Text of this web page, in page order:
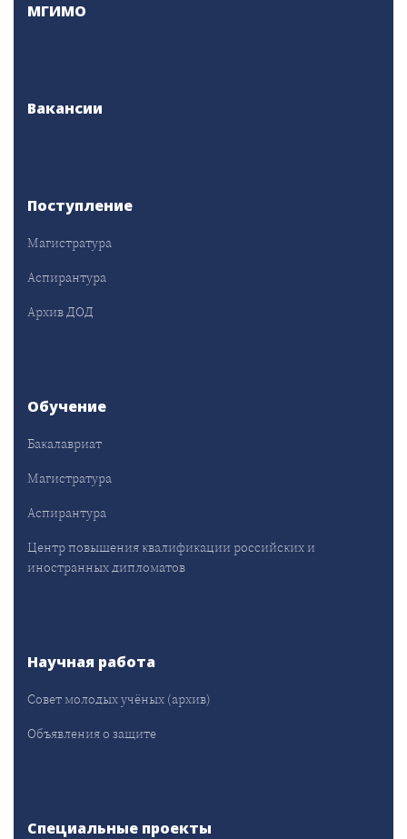
МГИМО
Вакансии
Поступление
Магистратура
Аспирантура
Архив ДОД
Обучение
Бакалавриат
Магистратура
Аспирантура
Центр повышения квалификации российских и
иностранных дипломатов
Научная работа
Совет молодых учёных (архив)
Объявления о защите
Специальные проекты